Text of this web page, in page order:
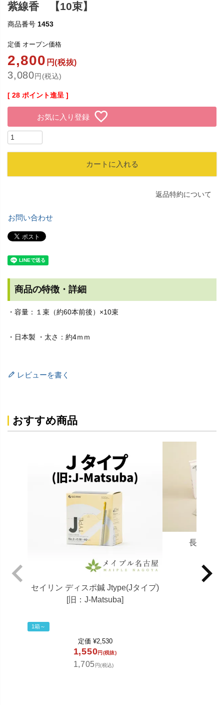
紫線香 【10束】
商品番号 1453
定価 オープン価格
2,800 円(税抜)
3,080円(税込)
[ 28 ポイント進呈 ]
お気に入り登録
カートに入れる
返品特約について
お問い合わせ
商品の特徴・詳細
・容量：１束（約60本前後）×10束
・日本製 ・太さ：約4ｍｍ
レビューを書く
おすすめ商品
セイリン ディスポ鍼 Jtype(Jタイプ)
[旧：J-Matsuba]
1箱～
定価 ¥2,530
1,550円(税抜)
1,705円(税込)
長生灸